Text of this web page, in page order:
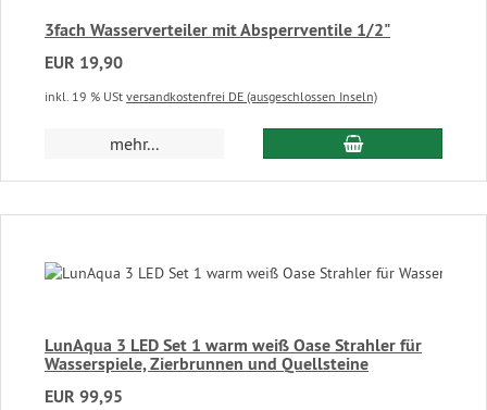
3fach Wasserverteiler mit Absperrventile 1/2"
EUR 19,90
inkl. 19 % USt versandkostenfrei DE (ausgeschlossen Inseln)
mehr... In den
LunAqua 3 LED Set 1 warm weiß Oase Strahler für
Wasserspiele, Zierbrunnen und Quellsteine
EUR 99,95